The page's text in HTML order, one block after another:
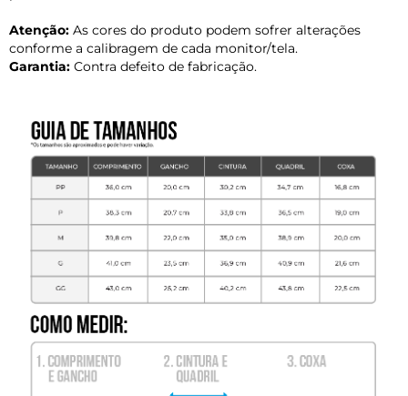
Atenção: As cores do produto podem sofrer alterações
conforme a calibragem de cada monitor/tela.
Garantia: Contra defeito de fabricação.